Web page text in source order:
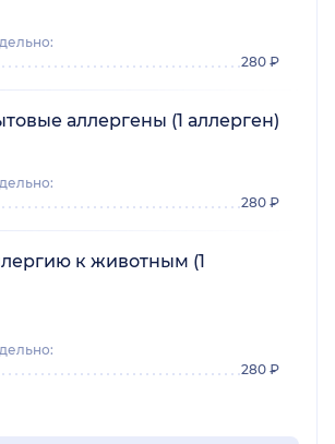
280 ₽
аллергены (1 аллерген)
280 ₽
к животным (1
280 ₽